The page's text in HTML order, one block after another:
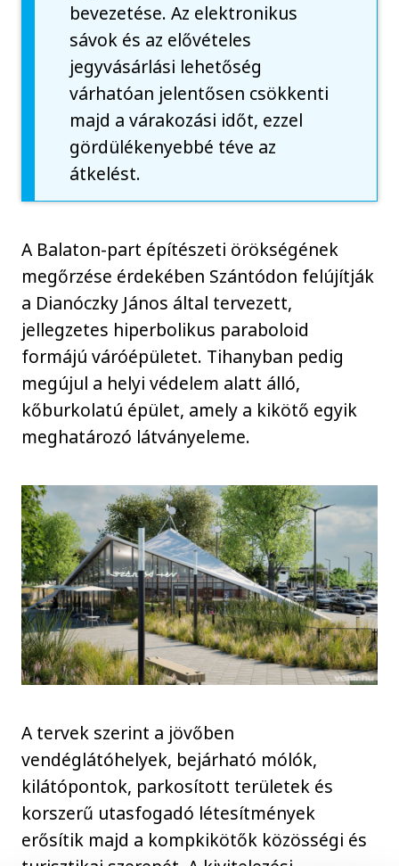
bevezetése. Az elektronikus
sávok és az elővételes
jegyvásárlási lehetőség
várhatóan jelentősen csökkenti
majd a várakozási időt, ezzel
gördülékenyebbé téve az
átkelést.
A Balaton-part építészeti örökségének
megőrzése érdekében Szántódon felújítják
a Dianóczky János által tervezett,
jellegzetes hiperbolikus paraboloid
formájú váróépületet. Tihanyban pedig
megújul a helyi védelem alatt álló,
kőburkolatú épület, amely a kikötő egyik
meghatározó látványeleme.
A tervek szerint a jövőben
vendéglátóhelyek, bejárható mólók,
kilátópontok, parkosított területek és
korszerű utasfogadó létesítmények
erősítik majd a kompkikötők közösségi és